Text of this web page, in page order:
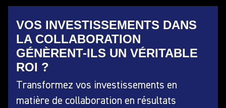
VOS INVESTISSEMENTS DANS
LA COLLABORATION
GÉNÈRENT-ILS UN VÉRITABLE
ROI ?
Transformez vos investissements en
matière de collaboration en résultats